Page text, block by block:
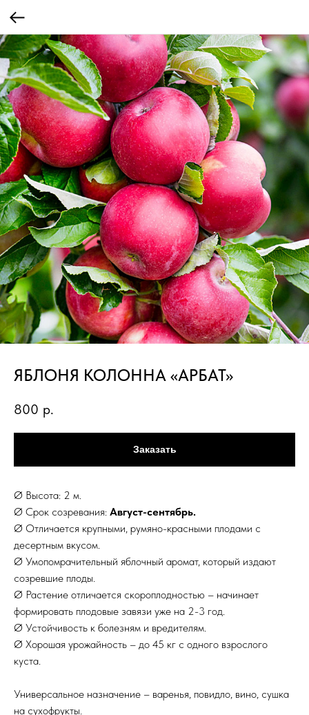
ЯБЛОНЯ КОЛОННА «АРБАТ»
800 р.
Заказать
Ø Высота: 2 м.
Ø Срок созревания: Август-сентябрь.
Ø Отличается крупными, румяно-красными плодами с
десертным вкусом.
Ø Умопомрачительный яблочный аромат, который издают
созревшие плоды.
Ø Растение отличается скороплодностью – начинает
формировать плодовые завязи уже на 2-3 год.
Ø Устойчивость к болезням и вредителям.
Ø Хорошая урожайность – до 45 кг с одного взрослого
куста.
Универсальное назначение – варенья, повидло, вино, сушка
на сухофрукты.